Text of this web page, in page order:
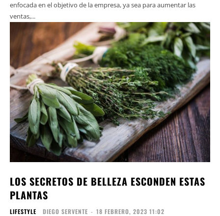
enfocada en el objetivo de la empresa, ya sea para aumentar las
ventas,...
LOS SECRETOS DE BELLEZA ESCONDEN ESTAS
PLANTAS
LIFESTYLE DIEGO SERVENTE - 18 FEBRERO, 2023 11:02